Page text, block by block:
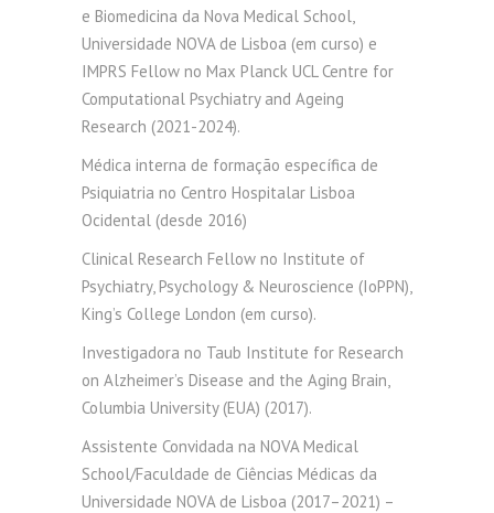
e Biomedicina da Nova Medical School,
Universidade NOVA de Lisboa (em curso) e
IMPRS Fellow no Max Planck UCL Centre for
Computational Psychiatry and Ageing
Research (2021-2024).
Médica interna de formação específica de
Psiquiatria no Centro Hospitalar Lisboa
Ocidental (desde 2016)
Clinical Research Fellow no Institute of
Psychiatry, Psychology & Neuroscience (IoPPN),
King’s College London (em curso).
Investigadora no Taub Institute for Research
on Alzheimer’s Disease and the Aging Brain,
Columbia University (EUA) (2017).
Assistente Convidada na NOVA Medical
School/Faculdade de Ciências Médicas da
Universidade NOVA de Lisboa (2017–2021) –